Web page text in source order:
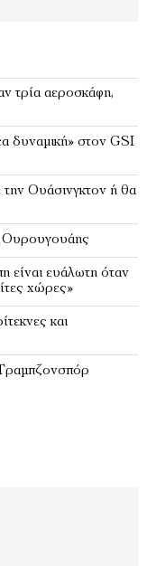
τρία αεροσκάφη,
δυναμική» στον GSI
Ουάσινγκτον ή θα
Ουρουγουάης
είναι ευάλωτη όταν
χώρες»
και